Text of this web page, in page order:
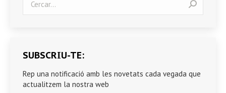
SUBSCRIU-TE:
Rep una notificació amb les novetats cada vegada que
actualitzem la nostra web